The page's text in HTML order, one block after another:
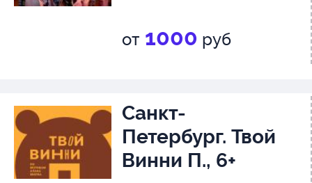
от 1000 руб
Санкт-
Петербург. Твой
Винни П., 6+